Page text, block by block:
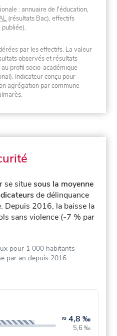
: annuaire de l'éducation,
(résultats Bac), effectifs
par les effectifs. La valeur
observés et résultats
profil socio-académique
Indicateur conçu pour
agrégation par commune
se situesous la moyenne
de délinquance
Depuis 2016, la baisse la
sans violence (-7 % par
pour 1 000 habitants ·
par an depuis 2016
≈4,8 ‰
5,6 ‰